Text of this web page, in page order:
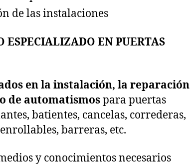
de las instalaciones
ESPECIALIZADO EN PUERTAS
en la instalación, la reparación
de automatismospara puertas
batientes, cancelas, correderas,
barreras, etc.
y conocimientos necesarios